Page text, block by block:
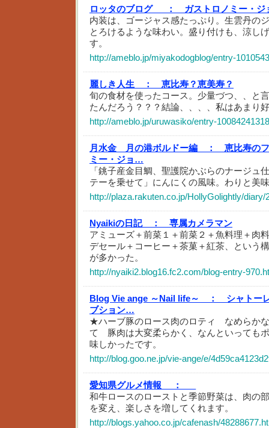
ロッタのブログ_ ：
ガストロノミー・
内装は、ゴージャス感たっぷり。生雲丹の
とろけるような味わい。盛り付けも、涼し
す。
http://ameblo.jp/miyakodogblog/entry-
麗しき人生 ：
恵比寿？恵美寿？
旬の食材を使ったコース。少量づつ、、と
たんだろう？？？結論、、、、私はあまり
http://ameblo.jp/uruwasiko/entry-
月水金 月の港ボルドー編 ：
恵比寿の
ミー・ジョ…
「銚子産金目鯛、聖護院かぶらのナージュ
テーを乗せて」にんにくの風味。わりと
http://plaza.rakuten.co.jp/HollyGolightly/diary/
Nyaikiの日記 ：
専属カメラマン
アミューズ＋前菜１＋前菜２＋魚料理＋肉
デセール＋コーヒー＋茶菓＋紅茶、という
が多かった。
http://nyaiki2.blog16.fc2.com/blog-entry-
Blog Vie ange ～Nail life～ ：
シャトー
ブション…
★ハーブ豚のロース肉のロティ なめらか
て 豚肉は大変柔らかく、なんといっても
味しかったです。
http://blog.goo.ne.jp/vie-ange/e/
愛知県グルメ情報 ：
和牛ロースのローストと季節野菜は、肉の
を変え、楽しさを増してくれます。
http://blogs.yahoo.co.jp/cafenash/